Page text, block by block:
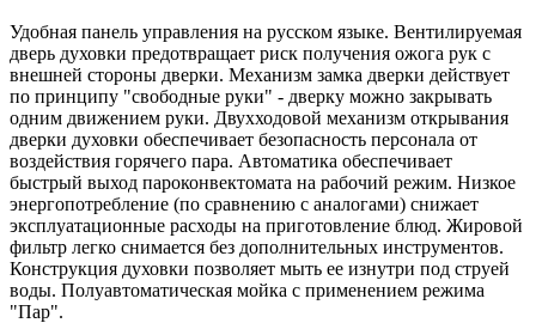
Удобная панель управления на русском языке. Вентилируемая
дверь духовки предотвращает риск получения ожога рук с
внешней стороны дверки. Механизм замка дверки действует
по принципу "свободные руки" - дверку можно закрывать
одним движением руки. Двухходовой механизм открывания
дверки духовки обеспечивает безопасность персонала от
воздействия горячего пара. Автоматика обеспечивает
быстрый выход пароконвектомата на рабочий режим. Низкое
энергопотребление (по сравнению с аналогами) снижает
эксплуатационные расходы на приготовление блюд. Жировой
фильтр легко снимается без дополнительных инструментов.
Конструкция духовки позволяет мыть ее изнутри под струей
воды. Полуавтоматическая мойка с применением режима
"Пар".